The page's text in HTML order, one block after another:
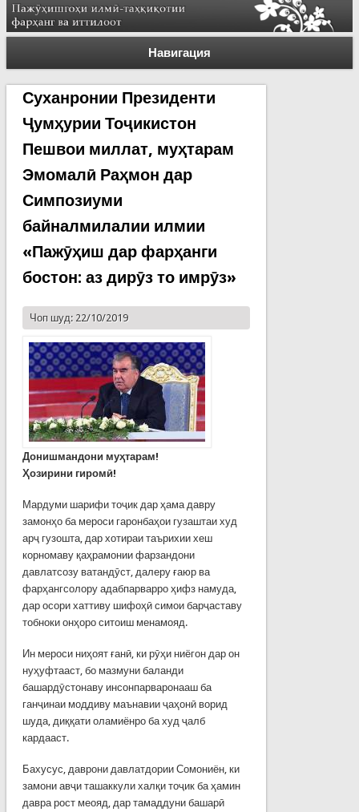
Навигация
Суханронии Президенти
Ҷумҳурии Тоҷикистон
Пешвои миллат, муҳтарам
Эмомалӣ Раҳмон дар
Симпозиуми
байналмилалии илмии
«Пажӯҳиш дар фарҳанги
бостон: аз дирӯз то имрӯз»
Чоп шуд: 22/10/2019
Донишмандони муҳтарам!
Ҳозирини гиромӣ!
Мардуми шарифи тоҷик дар ҳама давру
замонҳо ба мероси гаронбаҳои гузаштаи худ
арҷ гузошта, дар хотираи таърихии хеш
корномаву қаҳрамонии фарзандони
давлатсозу ватандӯст, далеру ғаюр ва
фарҳангсолору адабпарварро ҳифз намуда,
дар осори хаттиву шифоҳӣ симои барҷаставу
тобноки онҳоро ситоиш менамояд.
Ин мероси ниҳоят ғанӣ, ки рӯҳи ниёгон дар он
нуҳуфтааст, бо мазмуни баланди
башардӯстонаву инсонпарваронааш ба
ганҷинаи моддиву маънавии ҷаҳонӣ ворид
шуда, диққати оламиёнро ба худ ҷалб
кардааст.
Бахусус, даврони давлатдории Сомониён, ки
замони авҷи ташаккули халқи тоҷик ба ҳамин
давра рост меояд, дар тамаддуни башарӣ